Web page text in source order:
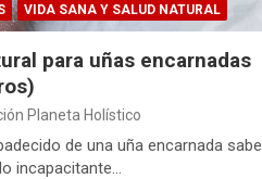
VIDA SANA Y SALUD NATURAL
para uñas encarnadas
Planeta Holístico
de una uña encarnada sabe
incapacitante…